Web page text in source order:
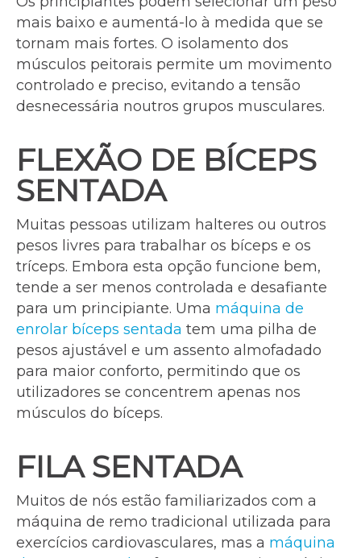
mais baixo e aumentá-lo à medida que se
tornam mais fortes. O isolamento dos
músculos peitorais permite um movimento
controlado e preciso, evitando a tensão
desnecessária noutros grupos musculares.
FLEXÃO DE BÍCEPS
SENTADA
Muitas pessoas utilizam halteres ou outros
pesos livres para trabalhar os bíceps e os
tríceps. Embora esta opção funcione bem,
tende a ser menos controlada e desafiante
para um principiante. Uma máquina de
enrolar bíceps sentada tem uma pilha de
pesos ajustável e um assento almofadado
para maior conforto, permitindo que os
utilizadores se concentrem apenas nos
músculos do bíceps.
FILA SENTADA
Muitos de nós estão familiarizados com a
máquina de remo tradicional utilizada para
exercícios cardiovasculares, mas a máquina